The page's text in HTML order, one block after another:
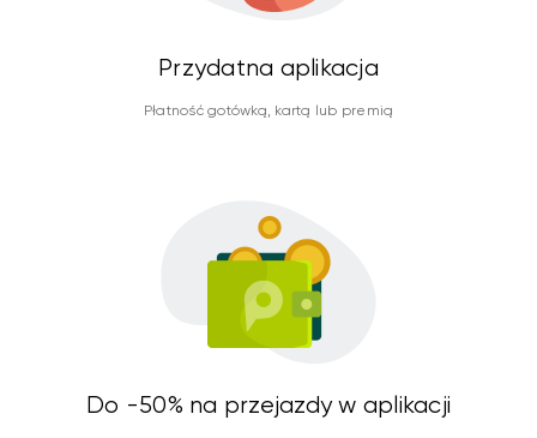
Przydatna aplikacja
Płatność gotówką, kartą lub premią
Do -50% na przejazdy w aplikacji